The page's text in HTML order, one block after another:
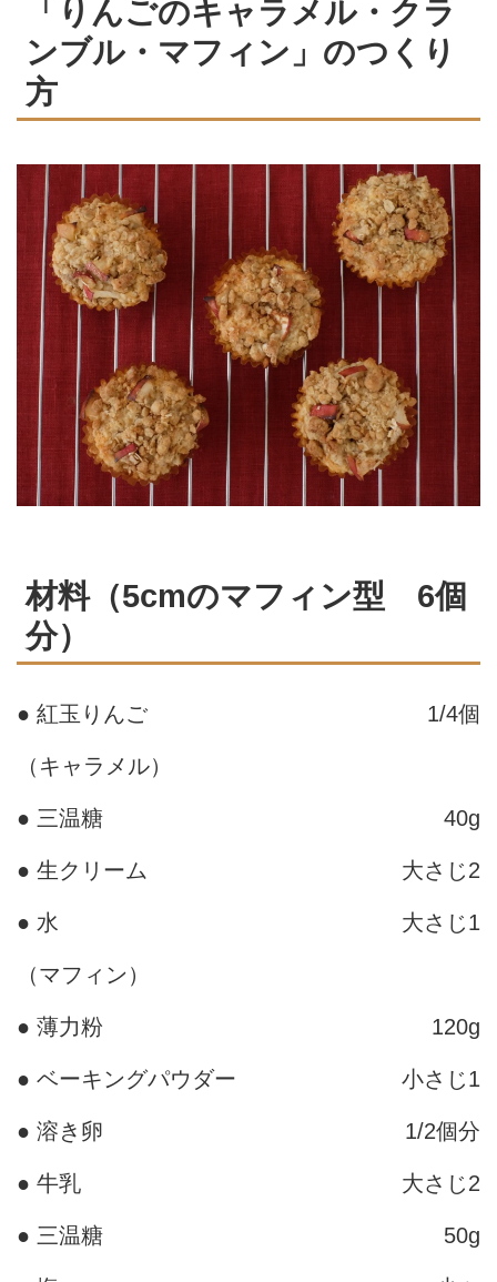
「りんごのキャラメル・クラ
ンブル・マフィン」のつくり
方
材料（5cmのマフィン型 6個
分）
● 紅玉りんご 1/4個
（キャラメル）
● 三温糖 40g
● 生クリーム 大さじ2
● 水 大さじ1
（マフィン）
● 薄力粉 120g
● ベーキングパウダー 小さじ1
● 溶き卵 1/2個分
● 牛乳 大さじ2
● 三温糖 50g